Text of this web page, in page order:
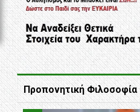
Προπονητική Φιλοσοφία